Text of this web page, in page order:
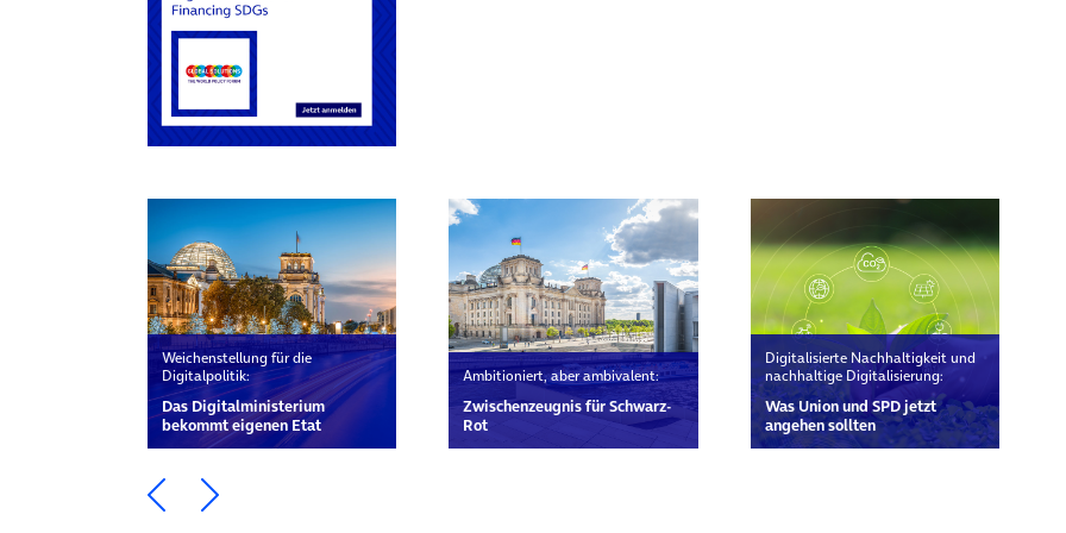
Weichenstellung für die
Digitalpolitik:
Das Digital­ministerium
bekommt eigenen Etat
Ambitioniert, aber ambivalent:
Zwischenzeugnis für Schwarz-
Rot
Digitalisierte Nachhaltigkeit und
nachhaltige Digitalisierung:
Was Union und SPD jetzt
angehen sollten
Ein Element zurück blättern
Ein Element weiter blättern